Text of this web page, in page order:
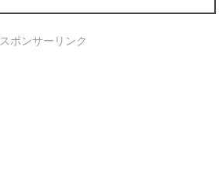
スポンサーリンク